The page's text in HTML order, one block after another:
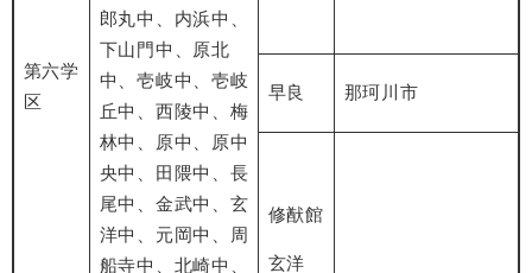
第六学
区
郎丸中、内浜中、
下山門中、原北
中、壱岐中、壱岐
丘中、西陵中、梅
林中、原中、原中
央中、田隈中、長
尾中、金武中、玄
洋中、元岡中、周
船寺中、北崎中、
早良 那珂川市
修猷館
玄洋